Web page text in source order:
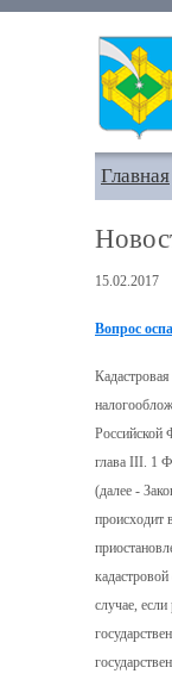
Главная
15.02.2017
Вопрос
Российской
глава III. 1
(далее -
происходит
случае,